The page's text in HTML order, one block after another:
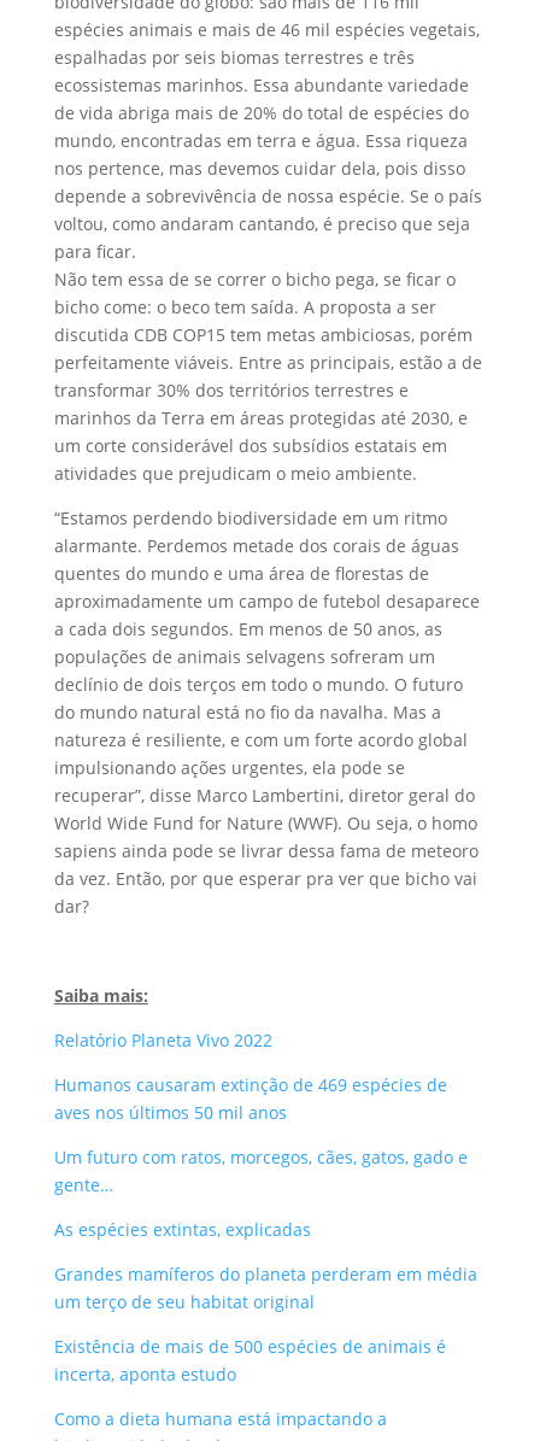
espécies animais e mais de 46 mil espécies vegetais,
espalhadas por seis biomas terrestres e três
ecossistemas marinhos. Essa abundante variedade
de vida abriga mais de 20% do total de espécies do
mundo, encontradas em terra e água. Essa riqueza
nos pertence, mas devemos cuidar dela, pois disso
depende a sobrevivência de nossa espécie. Se o país
voltou, como andaram cantando, é preciso que seja
para ficar.
Não tem essa de se correr o bicho pega, se ficar o
bicho come: o beco tem saída. A proposta a ser
discutida CDB COP15 tem metas ambiciosas, porém
perfeitamente viáveis. Entre as principais, estão a de
transformar 30% dos territórios terrestres e
marinhos da Terra em áreas protegidas até 2030, e
um corte considerável dos subsídios estatais em
atividades que prejudicam o meio ambiente.
“Estamos perdendo biodiversidade em um ritmo
alarmante. Perdemos metade dos corais de águas
quentes do mundo e uma área de florestas de
aproximadamente um campo de futebol desaparece
a cada dois segundos. Em menos de 50 anos, as
populações de animais selvagens sofreram um
declínio de dois terços em todo o mundo. O futuro
do mundo natural está no fio da navalha. Mas a
natureza é resiliente, e com um forte acordo global
impulsionando ações urgentes, ela pode se
recuperar”, disse Marco Lambertini, diretor geral do
World Wide Fund for Nature (WWF). Ou seja, o homo
sapiens ainda pode se livrar dessa fama de meteoro
da vez. Então, por que esperar pra ver que bicho vai
dar?
Saiba mais:
Relatório Planeta Vivo 2022
Humanos causaram extinção de 469 espécies de
aves nos últimos 50 mil anos
Um futuro com ratos, morcegos, cães, gatos, gado e
gente…
As espécies extintas, explicadas
Grandes mamíferos do planeta perderam em média
um terço de seu habitat original
Existência de mais de 500 espécies de animais é
incerta, aponta estudo
Como a dieta humana está impactando a